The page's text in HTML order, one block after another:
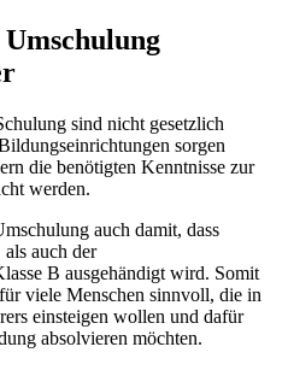
sind nicht gesetzlich
sorgen
die benötigten Kenntnisse zur
werden.
auch damit, dass
auch der
B ausgehändigt wird. Somit
viele Menschen sinnvoll, die in
einsteigen wollen und dafür
absolvieren möchten.